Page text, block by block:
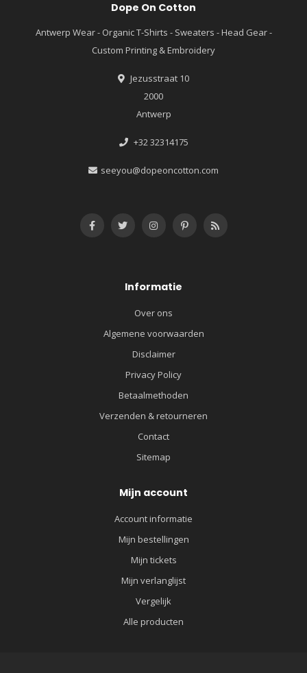
Dope On Cotton
Antwerp Wear - Organic T-Shirts - Sweaters - Head Gear -
Custom Printing & Embroidery
Jezusstraat 10
2000
Antwerp
+32 32314175
seeyou@dopeoncotton.com
Informatie
Over ons
Algemene voorwaarden
Disclaimer
Privacy Policy
Betaalmethoden
Verzenden & retourneren
Contact
Sitemap
Mijn account
Account informatie
Mijn bestellingen
Mijn tickets
Mijn verlanglijst
Vergelijk
Alle producten